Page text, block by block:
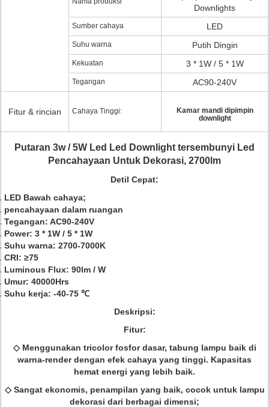
Downlights
Sumber cahaya LED
Suhu warna Putih Dingin
Kekuatan 3 * 1W / 5 * 1W
Tegangan AC90-240V
Fitur & rincian Cahaya Tinggi:
Kamar mandi dipimpin
downlight
Putaran 3w / 5W Led Led Downlight tersembunyi Led
Pencahayaan Untuk Dekorasi, 2700lm
Detil Cepat:
LED Bawah cahaya;
pencahayaan dalam ruangan
Tegangan: AC90-240V
Power: 3 * 1W / 5 * 1W
Suhu warna: 2700-7000K
CRI: ≥75
Luminous Flux: 90lm / W
Umur: 40000Hrs
Suhu kerja: -40-75 ℃
Deskripsi:
Fitur:
◇ Menggunakan tricolor fosfor dasar, tabung lampu baik di
warna-render dengan efek cahaya yang tinggi. Kapasitas
hemat energi yang lebih baik.
◇ Sangat ekonomis, penampilan yang baik, cocok untuk lampu
dekorasi dari berbagai dimensi;